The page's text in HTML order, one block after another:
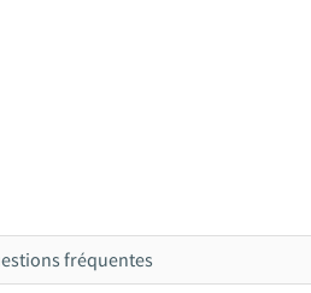
fréquentes